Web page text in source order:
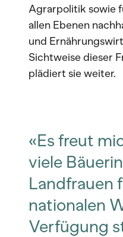
Agrarpolitik sowie
allen Ebenen
und
Sichtweise dieser
plädiert sie weiter.
«Es freut
viele
Landfrauen
nationalen
Verfügung